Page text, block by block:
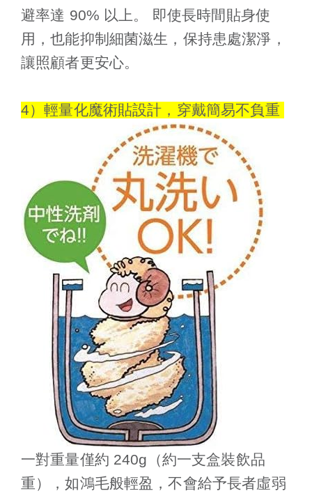
避率達 90% 以上。 即使長時間貼身使
用，也能抑制細菌滋生，保持患處潔淨，
讓照顧者更安心。
4）輕量化魔術貼設計，穿戴簡易不負重
一對重量僅約 240g（約一支盒裝飲品
重），如鴻毛般輕盈，不會給予長者虛弱